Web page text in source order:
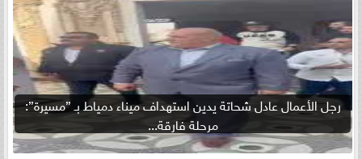
رجل الأعمال عادل شحاتة يدين استهداف ميناء دمياط بـ ”مسيرة”:
مرحلة فارقة...